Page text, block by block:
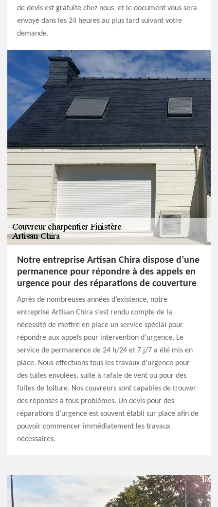
de devis est gratuite chez nous, et le document vous sera
envoyé dans les 24 heures au plus tard suivant votre
demande.
Notre entreprise Artisan Chira dispose d’une
permanence pour répondre à des appels en
urgence pour des réparations de couverture
Après de nombreuses années d’existence, notre
entreprise Artisan Chira s’est rendu compte de la
nécessité de mettre en place un service spécial pour
répondre aux appels pour intervention d’urgence. Le
service de permanence de 24 h/24 et 7 j/7 a été mis en
place. Nous effectuons tous les travaux d’urgence pour
des tuiles envolées, suite à rafale de vent ou pour des
fuites de toiture. Nos couvreurs sont capables de trouver
des réponses à tous problèmes. Un devis pour des
réparations d’urgence est souvent établi sur place afin de
pouvoir commencer immédiatement les travaux
nécessaires.